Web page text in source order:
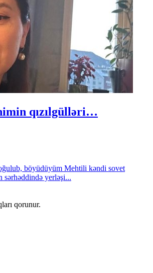
qızılgülləri…
böyüdüyüm Mehtili kəndi sovet
sərhəddində yerləşi...
qorunur.